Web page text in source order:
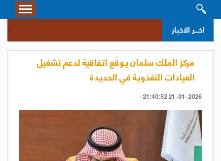
Toggle
اخــر الاخبار
مركز الملك سلمان يوقّع اتفاقية لدعم تشغيل
العيادات التغذوية في الحديدة
21-01-2026 21:40:52-